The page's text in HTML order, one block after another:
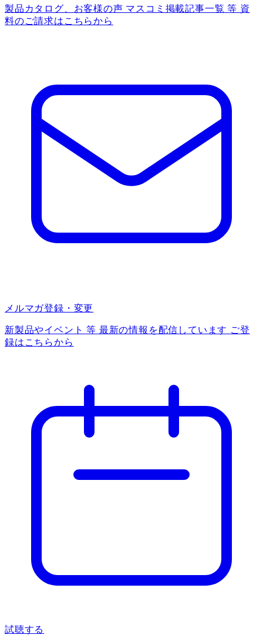
製品カタログ、お客様の声 マスコミ掲載記事一覧 等 資
料のご請求はこちらから
メルマガ登録・変更
新製品やイベント 等 最新の情報を配信しています ご登
録はこちらから
試聴する